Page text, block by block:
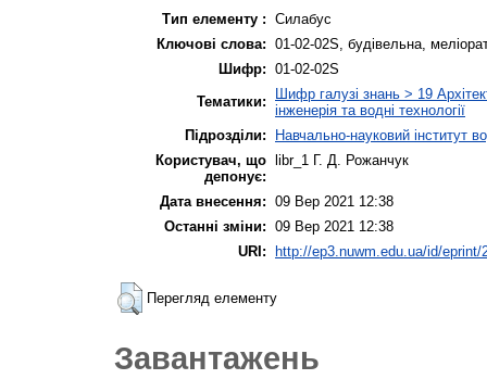
Тип елементу : Силабус
Ключові слова: 01-02-02S, будівельна,
Шифр: 01-02-02S
Тематики:
Шифр галузі знань > 19
інженерія та водні технології
Підрозділи:
Навчально-науковий інститут
Користувач, що
депонує:
libr_1 Г. Д. Рожанчук
Дата внесення: 09 Вер 2021 12:38
Останні зміни: 09 Вер 2021 12:38
URI:
http://ep3.nuwm.edu.ua/id/eprint/
Перегляд елементу
Завантажень